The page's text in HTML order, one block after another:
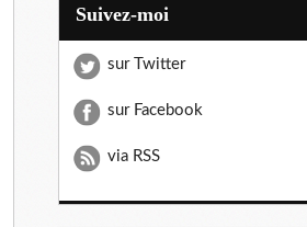
Suivez-moi
sur Twitter
sur Facebook
via RSS